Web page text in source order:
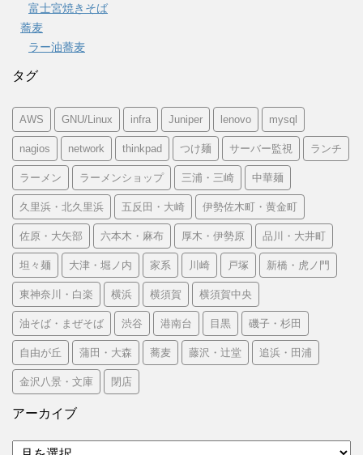
富士宮焼きそば
蕎麦
ラー油蕎麦
タグ
AWS GNU/Linux infra Juniper lenovo mysql
nagios network thinkpad つけ麺 サーバー監視 ランチ
ラーメン ラーメンショップ 三浦・三崎 中華麺
久里浜・北久里浜 五反田・大崎 伊勢佐木町・黄金町
佐原・大矢部 六本木・麻布 厚木・伊勢原 品川・大井町
坦々麺 大津・堀ノ内 家系 川崎 戸塚 新橋・虎ノ門
東神奈川・白楽 横浜 横須賀 横須賀中央
油そば・まぜそば 渋谷 港南台 目黒 磯子・杉田
自由が丘 蒲田・大森 蕎麦 藤沢・辻堂 追浜・田浦
金沢八景・文庫 閉店
アーカイブ
ア